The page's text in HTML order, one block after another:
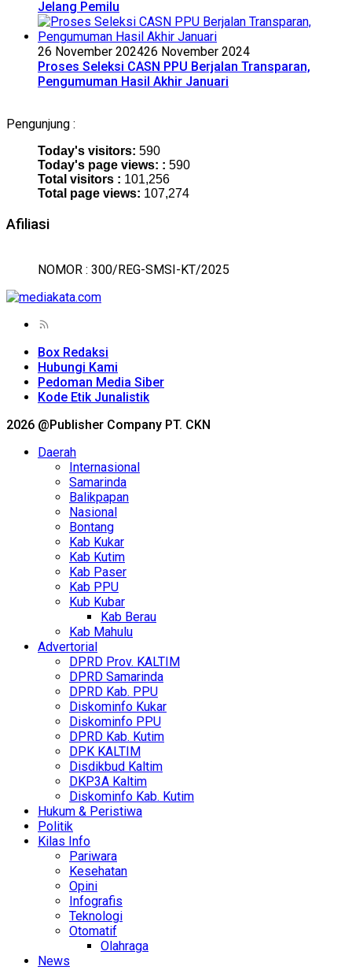
Jelang Pemilu
26 November 202426 November 2024
Proses Seleksi CASN PPU Berjalan Transparan,
Pengumuman Hasil Akhir Januari
Pengunjung :
Today's visitors: 590
Today's page views: : 590
Total visitors : 101,256
Total page views: 107,274
Afiliasi
NOMOR : 300/REG-SMSI-KT/2025
Box Redaksi
Hubungi Kami
Pedoman Media Siber
Kode Etik Junalistik
2026 @Publisher Company PT. CKN
Daerah
Internasional
Samarinda
Balikpapan
Nasional
Bontang
Kab Kukar
Kab Kutim
Kab Paser
Kab PPU
Kub Kubar
Kab Berau
Kab Mahulu
Advertorial
DPRD Prov. KALTIM
DPRD Samarinda
DPRD Kab. PPU
Diskominfo Kukar
Diskominfo PPU
DPRD Kab. Kutim
DPK KALTIM
Disdikbud Kaltim
DKP3A Kaltim
Diskominfo Kab. Kutim
Hukum & Peristiwa
Politik
Kilas Info
Pariwara
Kesehatan
Opini
Infografis
Teknologi
Otomatif
Olahraga
News